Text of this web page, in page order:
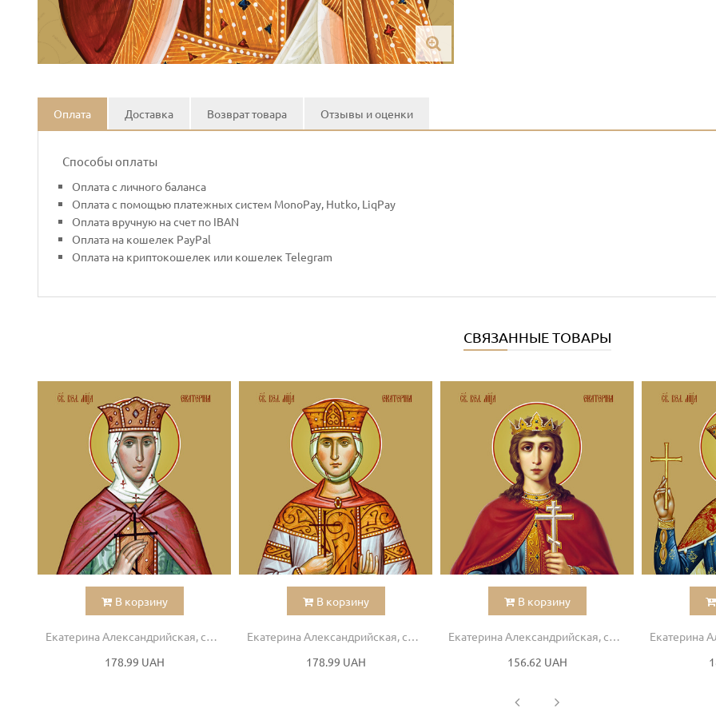
Оплата Доставка Возврат товара Отзывы и оценки
Способы оплаты
Оплата с личного баланса
Оплата с помощью платежных систем MonoPay, Hutko, LiqPay
Оплата вручную на счет по IBAN
Оплата на кошелек PayPal
Оплата на криптокошелек или кошелек Telegram
СВЯЗАННЫЕ ТОВАРЫ
В корзину
Екатерина Александрийская, святая
178.99 UAH
В корзину
Екатерина Александрийская, святая
178.99 UAH
В корзину
Екатерина Александрийская, святая
156.62 UAH